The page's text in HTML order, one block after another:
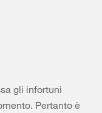
gli infortuni
Pertanto è